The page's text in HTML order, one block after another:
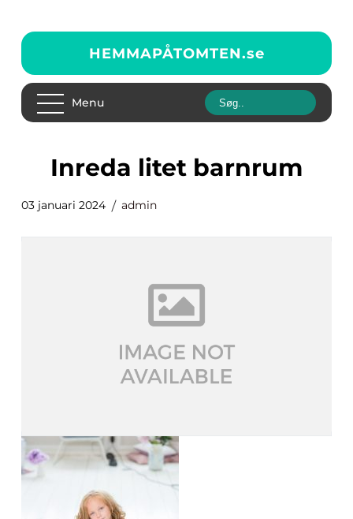
HEMMAPÅTOMTEN.se
Menu
inreda litet barnrum
03 januari 2024 admin